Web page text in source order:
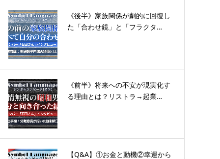
《後半》家族関係が劇的に回復し
た「合わせ鏡」と「フラクタ…
《前半》将来への不安が現実化す
る理由とは？リストラ→起業…
【Q&A】①お金と動機②幸運から